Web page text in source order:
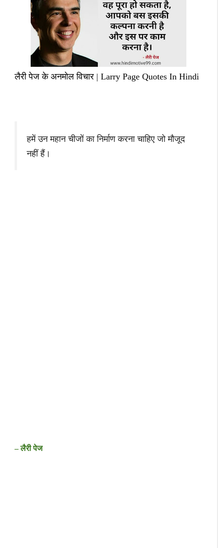
लैरी पेज के अनमोल विचार | Larry Page Quotes In Hindi
हमें उन महान चीजों का निर्माण करना चाहिए जो मौजूद
नहीं हैं।
– लैरी पेज